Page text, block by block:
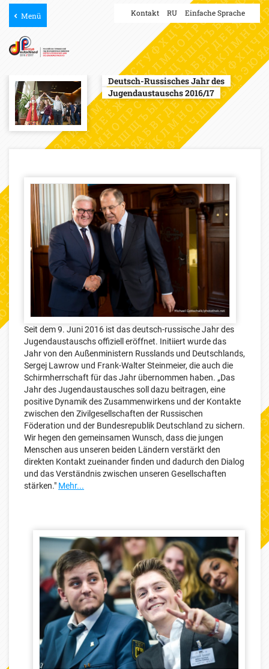
Menü Kontakt RU Einfache Sprache
Deutsch-Russisches Jahr des
Jugendaustauschs 2016/17
Seit dem 9. Juni 2016 ist das deutsch-russische Jahr des
Jugendaustauschs offiziell eröffnet. Initiiert wurde das
Jahr von den Außenministern Russlands und Deutschlands,
Sergej Lawrow und Frank-Walter Steinmeier, die auch die
Schirmherrschaft für das Jahr übernommen haben. „Das
Jahr des Jugendaustausches soll dazu beitragen, eine
positive Dynamik des Zusammenwirkens und der Kontakte
zwischen den Zivilgesellschaften der Russischen
Föderation und der Bundesrepublik Deutschland zu sichern.
Wir hegen den gemeinsamen Wunsch, dass die jungen
Menschen aus unseren beiden Ländern verstärkt den
direkten Kontakt zueinander finden und dadurch den Dialog
und das Verständnis zwischen unseren Gesellschaften
stärken." Mehr...